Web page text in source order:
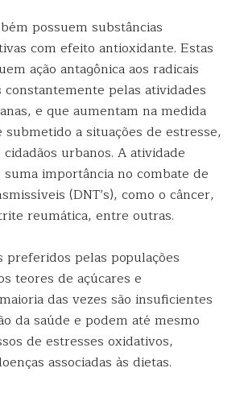
possuem substâncias
com efeito antioxidante. Estas
ação antagônica aos radicais
pelas atividades
e que aumentam na medida
a situações de estresse,
urbanos. A atividade
importância no combate de
(DNT’s), como o câncer,
reumática, entre outras.
preferidos pelas populações
teores de açúcares e
das vezes são insuficientes
da saúde e podem até mesmo
de estresses oxidativos,
associadas às dietas.